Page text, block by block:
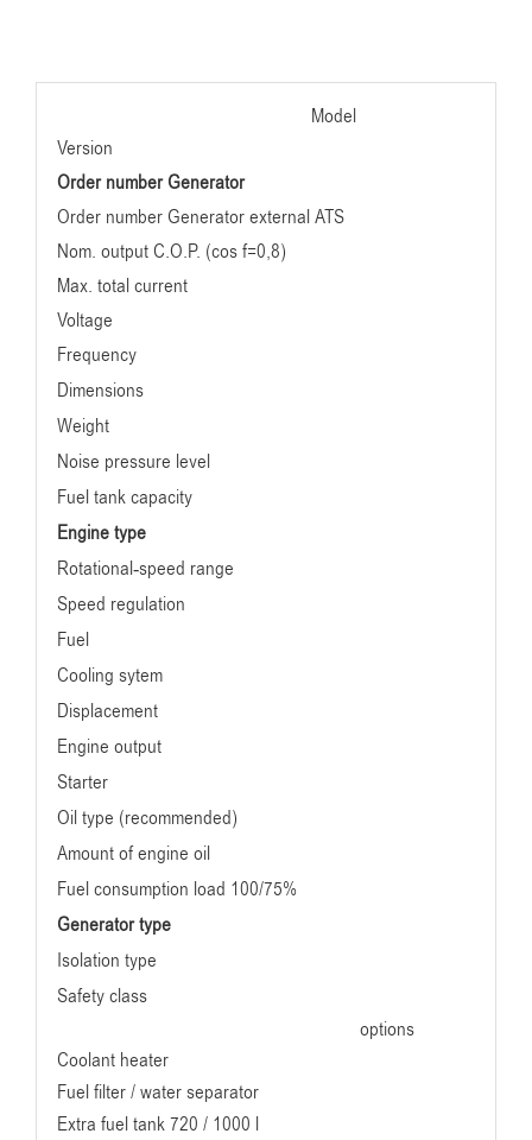
Model
Version
Order number Generator
Order number Generator external ATS
Nom. output C.O.P. (cos f=0,8)
Max. total current
Voltage
Frequency
Dimensions
Weight
Noise pressure level
Fuel tank capacity
Engine type
Rotational-speed range
Speed regulation
Fuel
Cooling sytem
Displacement
Engine output
Starter
Oil type (recommended)
Amount of engine oil
Fuel consumption load 100/75%
Generator type
Isolation type
Safety class
options
Coolant heater
Fuel filter / water separator
Extra fuel tank 720 / 1000 l